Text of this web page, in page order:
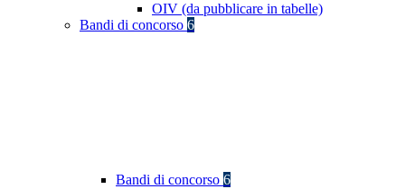
OIV (da pubblicare in tabelle)
Bandi di concorso 6
Bandi di concorso 6